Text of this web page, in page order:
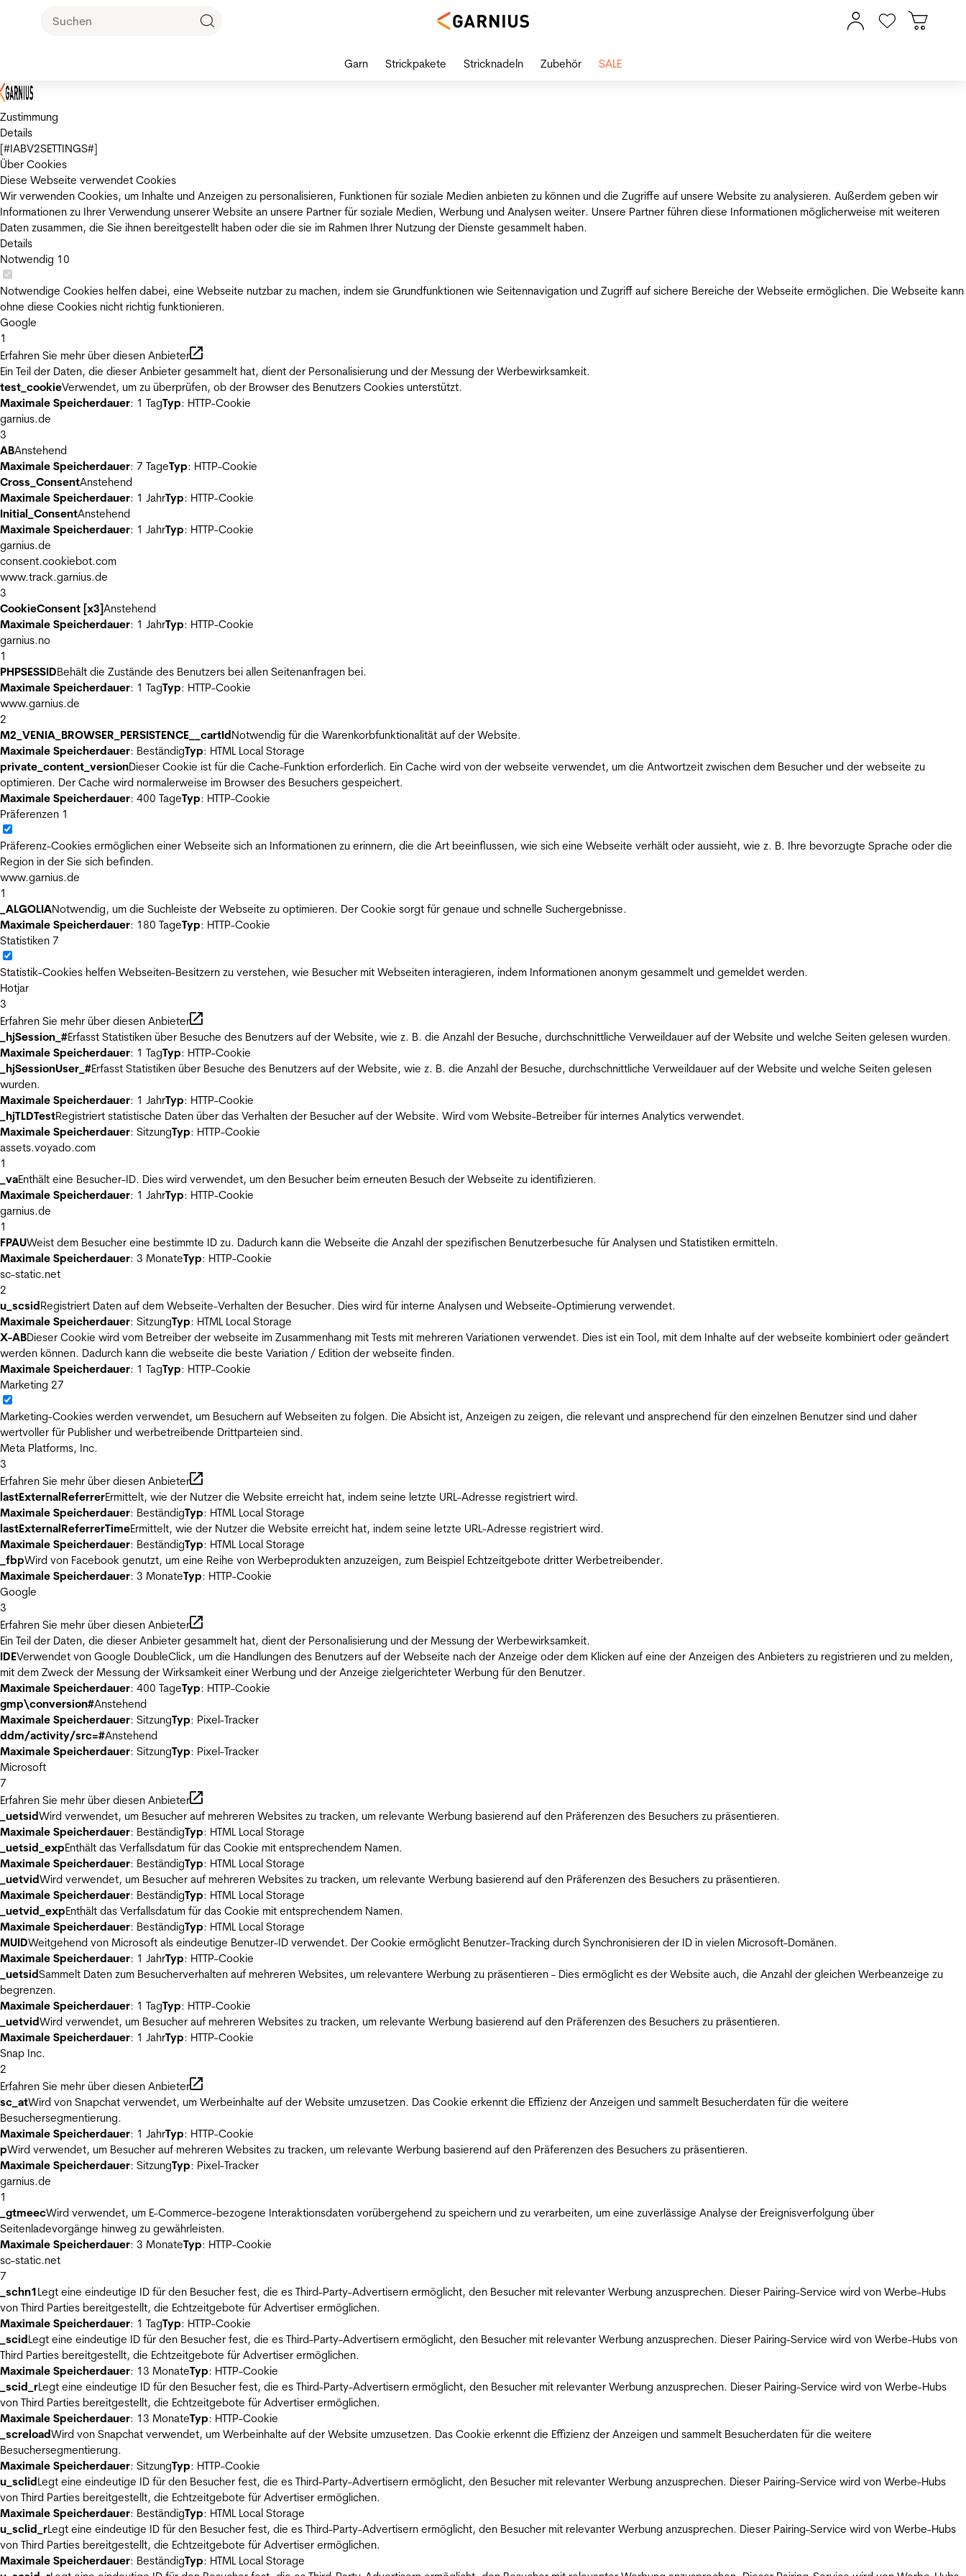
Zustimmung
Details
[#IABV2SETTINGS#]
Über Cookies
Diese Webseite verwendet Cookies
Wir verwenden Cookies, um Inhalte und Anzeigen zu personalisieren, Funktionen für soziale Medien anbieten zu können und die Zugriffe auf unsere Website zu analysieren. Außerdem geben wir
Informationen zu Ihrer Verwendung unserer Website an unsere Partner für soziale Medien, Werbung und Analysen weiter. Unsere Partner führen diese Informationen möglicherweise mit weiteren
Daten zusammen, die Sie ihnen bereitgestellt haben oder die sie im Rahmen Ihrer Nutzung der Dienste gesammelt haben.
Details
Notwendig 10
Notwendige Cookies helfen dabei, eine Webseite nutzbar zu machen, indem sie Grundfunktionen wie Seitennavigation und Zugriff auf sichere Bereiche der Webseite ermöglichen. Die Webseite kann
ohne diese Cookies nicht richtig funktionieren.
Google
1
Erfahren Sie mehr über diesen Anbieter
Ein Teil der Daten, die dieser Anbieter gesammelt hat, dient der Personalisierung und der Messung der Werbewirksamkeit.
test_cookieVerwendet, um zu überprüfen, ob der Browser des Benutzers Cookies unterstützt.
Maximale Speicherdauer: 1 TagTyp: HTTP-Cookie
garnius.de
3
ABAnstehend
Maximale Speicherdauer: 7 TageTyp: HTTP-Cookie
Cross_ConsentAnstehend
Maximale Speicherdauer: 1 JahrTyp: HTTP-Cookie
Initial_ConsentAnstehend
Maximale Speicherdauer: 1 JahrTyp: HTTP-Cookie
garnius.de
consent.cookiebot.com
www.track.garnius.de
3
CookieConsent [x3]Anstehend
Maximale Speicherdauer: 1 JahrTyp: HTTP-Cookie
garnius.no
1
PHPSESSIDBehält die Zustände des Benutzers bei allen Seitenanfragen bei.
Maximale Speicherdauer: 1 TagTyp: HTTP-Cookie
www.garnius.de
2
M2_VENIA_BROWSER_PERSISTENCE__cartIdNotwendig für die Warenkorbfunktionalität auf der Website.
Maximale Speicherdauer: BeständigTyp: HTML Local Storage
private_content_versionDieser Cookie ist für die Cache-Funktion erforderlich. Ein Cache wird von der webseite verwendet, um die Antwortzeit zwischen dem Besucher und der webseite zu
optimieren. Der Cache wird normalerweise im Browser des Besuchers gespeichert.
Maximale Speicherdauer: 400 TageTyp: HTTP-Cookie
Präferenzen 1
Präferenz-Cookies ermöglichen einer Webseite sich an Informationen zu erinnern, die die Art beeinflussen, wie sich eine Webseite verhält oder aussieht, wie z. B. Ihre bevorzugte Sprache oder die
Region in der Sie sich befinden.
www.garnius.de
1
_ALGOLIANotwendig, um die Suchleiste der Webseite zu optimieren. Der Cookie sorgt für genaue und schnelle Suchergebnisse.
Maximale Speicherdauer: 180 TageTyp: HTTP-Cookie
Statistiken 7
Statistik-Cookies helfen Webseiten-Besitzern zu verstehen, wie Besucher mit Webseiten interagieren, indem Informationen anonym gesammelt und gemeldet werden.
Hotjar
3
Erfahren Sie mehr über diesen Anbieter
_hjSession_#Erfasst Statistiken über Besuche des Benutzers auf der Website, wie z. B. die Anzahl der Besuche, durchschnittliche Verweildauer auf der Website und welche Seiten gelesen wurden.
Maximale Speicherdauer: 1 TagTyp: HTTP-Cookie
_hjSessionUser_#Erfasst Statistiken über Besuche des Benutzers auf der Website, wie z. B. die Anzahl der Besuche, durchschnittliche Verweildauer auf der Website und welche Seiten gelesen
wurden.
Maximale Speicherdauer: 1 JahrTyp: HTTP-Cookie
_hjTLDTestRegistriert statistische Daten über das Verhalten der Besucher auf der Website. Wird vom Website-Betreiber für internes Analytics verwendet.
Maximale Speicherdauer: SitzungTyp: HTTP-Cookie
assets.voyado.com
1
_vaEnthält eine Besucher-ID. Dies wird verwendet, um den Besucher beim erneuten Besuch der Webseite zu identifizieren.
Maximale Speicherdauer: 1 JahrTyp: HTTP-Cookie
garnius.de
1
FPAUWeist dem Besucher eine bestimmte ID zu. Dadurch kann die Webseite die Anzahl der spezifischen Benutzerbesuche für Analysen und Statistiken ermitteln.
Maximale Speicherdauer: 3 MonateTyp: HTTP-Cookie
sc-static.net
2
u_scsidRegistriert Daten auf dem Webseite-Verhalten der Besucher. Dies wird für interne Analysen und Webseite-Optimierung verwendet.
Maximale Speicherdauer: SitzungTyp: HTML Local Storage
X-ABDieser Cookie wird vom Betreiber der webseite im Zusammenhang mit Tests mit mehreren Variationen verwendet. Dies ist ein Tool, mit dem Inhalte auf der webseite kombiniert oder geändert
werden können. Dadurch kann die webseite die beste Variation / Edition der webseite finden.
Maximale Speicherdauer: 1 TagTyp: HTTP-Cookie
Marketing 27
Marketing-Cookies werden verwendet, um Besuchern auf Webseiten zu folgen. Die Absicht ist, Anzeigen zu zeigen, die relevant und ansprechend für den einzelnen Benutzer sind und daher
wertvoller für Publisher und werbetreibende Drittparteien sind.
Meta Platforms, Inc.
3
Erfahren Sie mehr über diesen Anbieter
lastExternalReferrerErmittelt, wie der Nutzer die Website erreicht hat, indem seine letzte URL-Adresse registriert wird.
Maximale Speicherdauer: BeständigTyp: HTML Local Storage
lastExternalReferrerTimeErmittelt, wie der Nutzer die Website erreicht hat, indem seine letzte URL-Adresse registriert wird.
Maximale Speicherdauer: BeständigTyp: HTML Local Storage
_fbpWird von Facebook genutzt, um eine Reihe von Werbeprodukten anzuzeigen, zum Beispiel Echtzeitgebote dritter Werbetreibender.
Maximale Speicherdauer: 3 MonateTyp: HTTP-Cookie
Google
3
Erfahren Sie mehr über diesen Anbieter
Ein Teil der Daten, die dieser Anbieter gesammelt hat, dient der Personalisierung und der Messung der Werbewirksamkeit.
IDEVerwendet von Google DoubleClick, um die Handlungen des Benutzers auf der Webseite nach der Anzeige oder dem Klicken auf eine der Anzeigen des Anbieters zu registrieren und zu melden,
mit dem Zweck der Messung der Wirksamkeit einer Werbung und der Anzeige zielgerichteter Werbung für den Benutzer.
Maximale Speicherdauer: 400 TageTyp: HTTP-Cookie
gmp\conversion#Anstehend
Maximale Speicherdauer: SitzungTyp: Pixel-Tracker
ddm/activity/src=#Anstehend
Maximale Speicherdauer: SitzungTyp: Pixel-Tracker
Microsoft
7
Erfahren Sie mehr über diesen Anbieter
_uetsidWird verwendet, um Besucher auf mehreren Websites zu tracken, um relevante Werbung basierend auf den Präferenzen des Besuchers zu präsentieren.
Maximale Speicherdauer: BeständigTyp: HTML Local Storage
_uetsid_expEnthält das Verfallsdatum für das Cookie mit entsprechendem Namen.
Maximale Speicherdauer: BeständigTyp: HTML Local Storage
_uetvidWird verwendet, um Besucher auf mehreren Websites zu tracken, um relevante Werbung basierend auf den Präferenzen des Besuchers zu präsentieren.
Maximale Speicherdauer: BeständigTyp: HTML Local Storage
_uetvid_expEnthält das Verfallsdatum für das Cookie mit entsprechendem Namen.
Maximale Speicherdauer: BeständigTyp: HTML Local Storage
MUIDWeitgehend von Microsoft als eindeutige Benutzer-ID verwendet. Der Cookie ermöglicht Benutzer-Tracking durch Synchronisieren der ID in vielen Microsoft-Domänen.
Maximale Speicherdauer: 1 JahrTyp: HTTP-Cookie
_uetsidSammelt Daten zum Besucherverhalten auf mehreren Websites, um relevantere Werbung zu präsentieren - Dies ermöglicht es der Website auch, die Anzahl der gleichen Werbeanzeige zu
begrenzen.
Maximale Speicherdauer: 1 TagTyp: HTTP-Cookie
_uetvidWird verwendet, um Besucher auf mehreren Websites zu tracken, um relevante Werbung basierend auf den Präferenzen des Besuchers zu präsentieren.
Maximale Speicherdauer: 1 JahrTyp: HTTP-Cookie
Snap Inc.
2
Erfahren Sie mehr über diesen Anbieter
sc_atWird von Snapchat verwendet, um Werbeinhalte auf der Website umzusetzen. Das Cookie erkennt die Effizienz der Anzeigen und sammelt Besucherdaten für die weitere
Besuchersegmentierung.
Maximale Speicherdauer: 1 JahrTyp: HTTP-Cookie
pWird verwendet, um Besucher auf mehreren Websites zu tracken, um relevante Werbung basierend auf den Präferenzen des Besuchers zu präsentieren.
Maximale Speicherdauer: SitzungTyp: Pixel-Tracker
garnius.de
1
_gtmeecWird verwendet, um E-Commerce-bezogene Interaktionsdaten vorübergehend zu speichern und zu verarbeiten, um eine zuverlässige Analyse der Ereignisverfolgung über
Seitenladevorgänge hinweg zu gewährleisten.
Maximale Speicherdauer: 3 MonateTyp: HTTP-Cookie
sc-static.net
7
_schn1Legt eine eindeutige ID für den Besucher fest, die es Third-Party-Advertisern ermöglicht, den Besucher mit relevanter Werbung anzusprechen. Dieser Pairing-Service wird von Werbe-Hubs
von Third Parties bereitgestellt, die Echtzeitgebote für Advertiser ermöglichen.
Maximale Speicherdauer: 1 TagTyp: HTTP-Cookie
_scidLegt eine eindeutige ID für den Besucher fest, die es Third-Party-Advertisern ermöglicht, den Besucher mit relevanter Werbung anzusprechen. Dieser Pairing-Service wird von Werbe-Hubs von
Third Parties bereitgestellt, die Echtzeitgebote für Advertiser ermöglichen.
Maximale Speicherdauer: 13 MonateTyp: HTTP-Cookie
_scid_rLegt eine eindeutige ID für den Besucher fest, die es Third-Party-Advertisern ermöglicht, den Besucher mit relevanter Werbung anzusprechen. Dieser Pairing-Service wird von Werbe-Hubs
von Third Parties bereitgestellt, die Echtzeitgebote für Advertiser ermöglichen.
Maximale Speicherdauer: 13 MonateTyp: HTTP-Cookie
_screloadWird von Snapchat verwendet, um Werbeinhalte auf der Website umzusetzen. Das Cookie erkennt die Effizienz der Anzeigen und sammelt Besucherdaten für die weitere
Besuchersegmentierung.
Maximale Speicherdauer: SitzungTyp: HTTP-Cookie
u_sclidLegt eine eindeutige ID für den Besucher fest, die es Third-Party-Advertisern ermöglicht, den Besucher mit relevanter Werbung anzusprechen. Dieser Pairing-Service wird von Werbe-Hubs
von Third Parties bereitgestellt, die Echtzeitgebote für Advertiser ermöglichen.
Maximale Speicherdauer: BeständigTyp: HTML Local Storage
u_sclid_rLegt eine eindeutige ID für den Besucher fest, die es Third-Party-Advertisern ermöglicht, den Besucher mit relevanter Werbung anzusprechen. Dieser Pairing-Service wird von Werbe-Hubs
von Third Parties bereitgestellt, die Echtzeitgebote für Advertiser ermöglichen.
Maximale Speicherdauer: BeständigTyp: HTML Local Storage
Garn Strickpakete Stricknadeln Zubehör SALE